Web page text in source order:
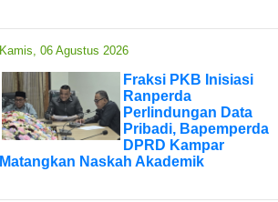
Kamis, 06 Agustus 2026
Fraksi PKB Inisiasi
Ranperda
Perlindungan Data
Pribadi, Bapemperda
DPRD Kampar
Matangkan Naskah Akademik